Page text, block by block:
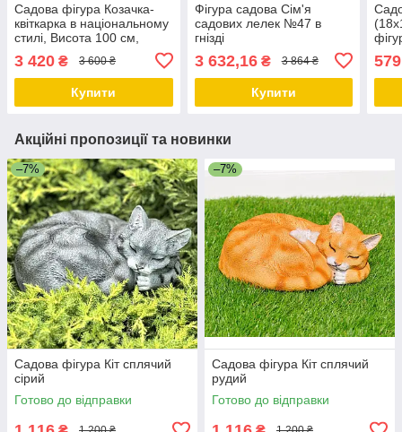
Садова фігура Козачка-
квіткарка в національному
стилі, Висота 100 см,
кашпо для квітів, полістоун
3 420 ₴ 3 600 ₴
Купити
Фігура садова Сім'я
садових лелек №47 в
гнізді
3 632,16₴ 3 864 ₴
Купити
Акційні пропозиції та новинки
–7%
Садова фігура Кіт сплячий
сірий
Готово до відправки
–7%
Садова фігура Кіт сплячий
рудий
Готово до відправки